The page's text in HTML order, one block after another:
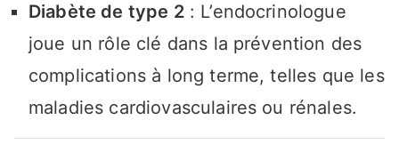
Diabète de type 2: L’endocrinologue
joue un rôle clé dans la prévention des
complications à long terme, telles que les
maladies cardiovasculaires ou rénales.